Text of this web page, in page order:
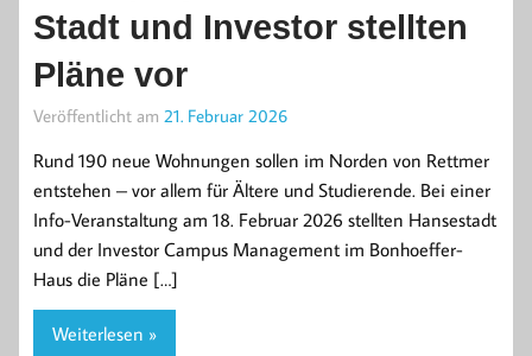
Stadt und Investor stellten
Pläne vor
Veröffentlicht am 21. Februar 2026
Rund 190 neue Wohnungen sollen im Norden von Rettmer
entstehen – vor allem für Ältere und Studierende. Bei einer
Info-Veranstaltung am 18. Februar 2026 stellten Hansestadt
und der Investor Campus Management im Bonhoeffer-
Haus die Pläne […]
Weiterlesen »